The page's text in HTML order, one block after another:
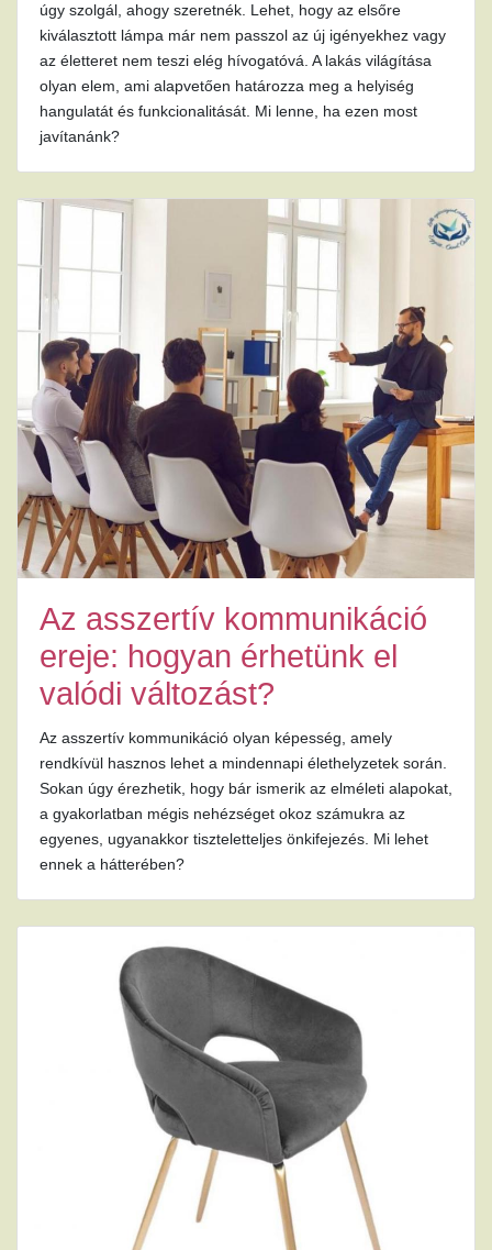
úgy szolgál, ahogy szeretnék. Lehet, hogy az elsőre
kiválasztott lámpa már nem passzol az új igényekhez vagy
az életteret nem teszi elég hívogatóvá. A lakás világítása
olyan elem, ami alapvetően határozza meg a helyiség
hangulatát és funkcionalitását. Mi lenne, ha ezen most
javítanánk?
Az asszertív kommunikáció
ereje: hogyan érhetünk el
valódi változást?
Az asszertív kommunikáció olyan képesség, amely
rendkívül hasznos lehet a mindennapi élethelyzetek során.
Sokan úgy érezhetik, hogy bár ismerik az elméleti alapokat,
a gyakorlatban mégis nehézséget okoz számukra az
egyenes, ugyanakkor tiszteletteljes önkifejezés. Mi lehet
ennek a hátterében?